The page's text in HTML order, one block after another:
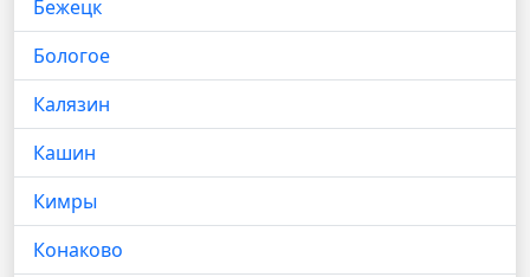
Бежецк
Бологое
Калязин
Кашин
Кимры
Конаково